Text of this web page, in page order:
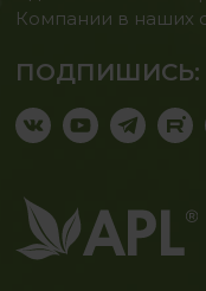
Компании в наших
ПОДПИШИСЬ: